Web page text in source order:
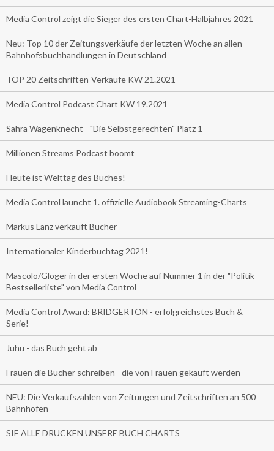
Media Control zeigt die Sieger des ersten Chart-Halbjahres 2021
Neu: Top 10 der Zeitungsverkäufe der letzten Woche an allen
Bahnhofsbuchhandlungen in Deutschland
TOP 20 Zeitschriften-Verkäufe KW 21.2021
Media Control Podcast Chart KW 19.2021
Sahra Wagenknecht - "Die Selbstgerechten" Platz 1
Millionen Streams Podcast boomt
Heute ist Welttag des Buches!
Media Control launcht 1. offizielle Audiobook Streaming-Charts
Markus Lanz verkauft Bücher
Internationaler Kinderbuchtag 2021!
Mascolo/Gloger in der ersten Woche auf Nummer 1 in der "Politik-
Bestsellerliste" von Media Control
Media Control Award: BRIDGERTON - erfolgreichstes Buch &
Serie!
Juhu - das Buch geht ab
Frauen die Bücher schreiben - die von Frauen gekauft werden
NEU: Die Verkaufszahlen von Zeitungen und Zeitschriften an 500
Bahnhöfen
SIE ALLE DRUCKEN UNSERE BUCH CHARTS